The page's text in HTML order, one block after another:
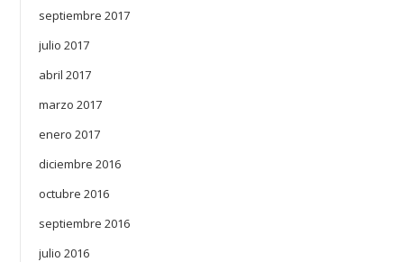
septiembre 2017
julio 2017
abril 2017
marzo 2017
enero 2017
diciembre 2016
octubre 2016
septiembre 2016
julio 2016